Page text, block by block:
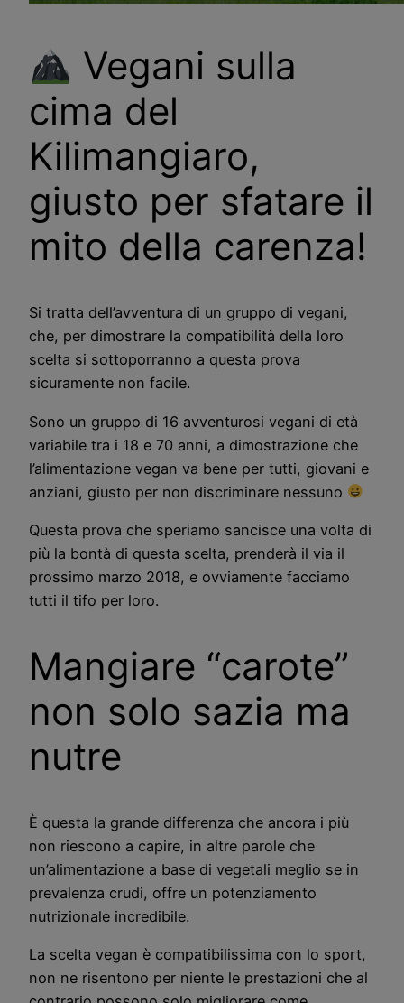
Vegani sulla
cima del
Kilimangiaro,
giusto per sfatare il
mito della carenza!
Si tratta dell’avventura di un gruppo di vegani,
che, per dimostrare la compatibilità della loro
scelta si sottoporranno a questa prova
sicuramente non facile.
Sono un gruppo di 16 avventurosi vegani di età
variabile tra i 18 e 70 anni, a dimostrazione che
l’alimentazione vegan va bene per tutti, giovani e
anziani, giusto per non discriminare nessuno
Questa prova che speriamo sancisce una volta di
più la bontà di questa scelta, prenderà il via il
prossimo marzo 2018, e ovviamente facciamo
tutti il tifo per loro.
Mangiare “carote”
non solo sazia ma
nutre
È questa la grande differenza che ancora i più
non riescono a capire, in altre parole che
un’alimentazione a base di vegetali meglio se in
prevalenza crudi, offre un potenziamento
nutrizionale incredibile.
La scelta vegan è compatibilissima con lo sport,
non ne risentono per niente le prestazioni che al